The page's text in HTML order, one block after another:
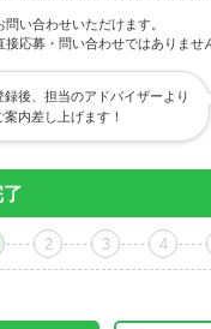
い合わせいただけます。
応募・問い合わせではありませ
後、担当のアドバイザーより
内差し上げます！
2 3 4